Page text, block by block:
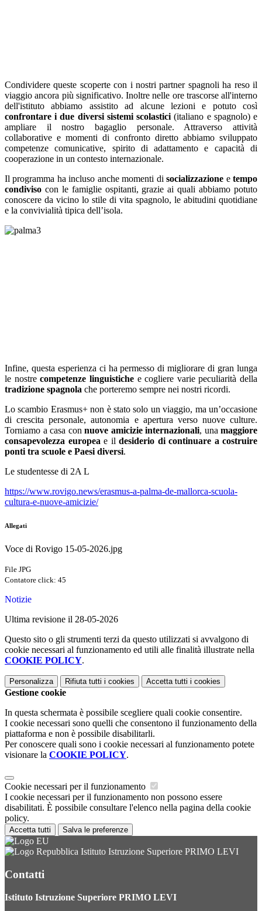
Condividere queste scoperte con i nostri partner spagnoli ha reso il
viaggio ancora più significativo. Inoltre nelle ore trascorse all'interno
dell'istituto abbiamo assistito ad alcune lezioni e potuto così
confrontare i due diversi sistemi scolastici (italiano e spagnolo) e
ampliare il nostro bagaglio personale. Attraverso attività
collaborative e momenti di confronto diretto abbiamo sviluppato
competenze comunicative, spirito di adattamento e capacità di
cooperazione in un contesto internazionale.
Il programma ha incluso anche momenti disocializzazione etempo
condiviso con le famiglie ospitanti, grazie ai quali abbiamo potuto
conoscere da vicino lo stile di vita spagnolo, le abitudini quotidiane
e la convivialità tipica dell’isola.
Infine, questa esperienza ci ha permesso di migliorare di gran lunga
le nostrecompetenze linguistichee cogliere varie peculiarità della
tradizione spagnola che porteremo sempre nei nostri ricordi.
Lo scambio Erasmus+ non è stato solo un viaggio, ma un’occasione
di crescita personale, autonomia e apertura verso nuove culture.
Torniamo a casa con nuove amicizie internazionali, una maggiore
consapevolezza europea e il desiderio di continuare a costruire
ponti tra scuole e Paesi diversi.
Le studentesse di 2A L
https://www.rovigo.news/erasmus-a-palma-de-mallorca-scuola-
cultura-e-nuove-amicizie/
Allegati
Voce di Rovigo 15-05-2026.jpg
File JPG
Contatore click: 45
Notizie
Ultima revisione il 28-05-2026
Questo sito o gli strumenti terzi da questo utilizzati si avvalgono di
cookie necessari al funzionamento ed utili alle finalità illustrate nella
COOKIE POLICY.
Personalizza Rifiuta tutti i cookies Accetta tutti i cookies
Gestione cookie
In questa schermata è possibile scegliere quali cookie consentire.
I cookie necessari sono quelli che consentono il funzionamento della
piattaforma e non è possibile disabilitarli.
Per conoscere quali sono i cookie necessari al funzionamento potete
visionare la COOKIE POLICY.
Cookie necessari per il funzionamento
I cookie necessari per il funzionamento non possono essere
disabilitati. È possibile consultare l'elenco nella pagina della cookie
policy.
Accetta tutti Salva le preferenze
Istituto Istruzione Superiore PRIMO LEVI
Contatti
Istituto Istruzione Superiore PRIMO LEVI